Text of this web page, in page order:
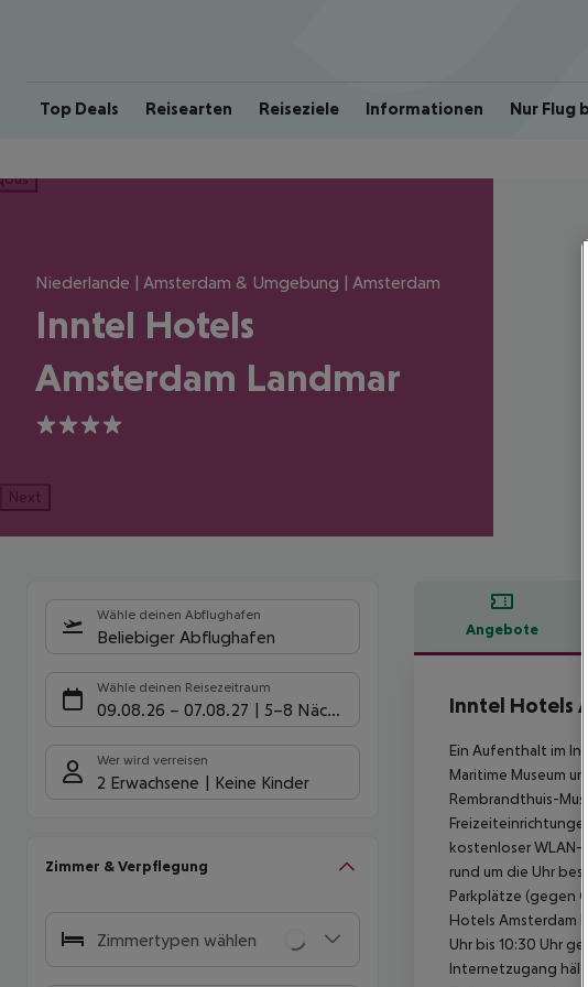
Top Deals Reisearten Reiseziele Informationen Nur Flug
Niederlande | Amsterdam & Umgebung | Amsterdam
Inntel Hotels
Amsterdam Landmar
4
Next
Wähle deinen Abflughafen
Beliebiger Abflughafen
Wähle deinen Reisezeitraum
09.08.26 – 07.08.27 5-8 Nächte
Wer wird verreisen
2 Erwachsene Keine Kinder
Zimmer & Verpflegung
Zimmertypen wählen
Angebote
Inntel Hotels
Ein Aufenthalt im
Maritime Museum
Rembrandthuis-
kostenloser WLAN-
rund um die Uhr
Parkplätze (gegen
Hotels Amsterdam
Uhr bis 10:30 Uhr
Internetzugang